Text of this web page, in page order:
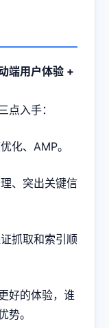
端用户体验 +
点入手：
化、AMP。
、突出关键信
抓取和索引顺
好的体验，谁
势。